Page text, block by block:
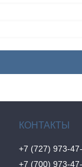
+7 (727) 973-
+7 (700) 973-